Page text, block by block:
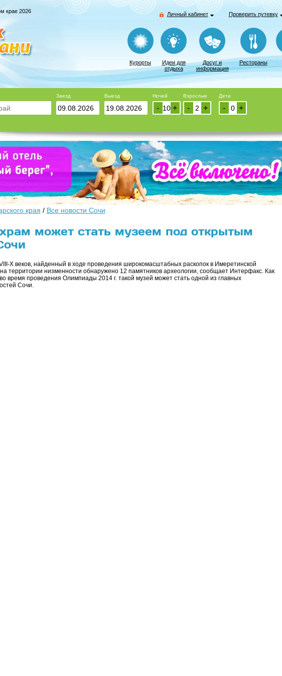
крае 2026 Личный кабинет Проверить путевку
Курорты
Идеи для
отдыха
Досуг и
информация
Рестораны
Заезд Выезд Ночей
+
-
Взрослые
+
-
Дети
+
-
края / Все новости Сочи
может стать музеем под открытым
X веков, найденный в ходе проведения широкомасштабных раскопок в Имеретинской
территории низменности обнаружено 12 памятников археологии, сообщает Интерфакс. Как
время проведения Олимпиады 2014 г. такой музей может стать одной из главных
Сочи.